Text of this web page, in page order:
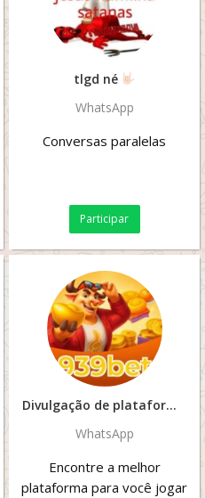
tlgd né
WhatsApp
Conversas paralelas
Participar
Divulgação de plataformas pagantes
WhatsApp
Encontre a melhor
plataforma para você jogar